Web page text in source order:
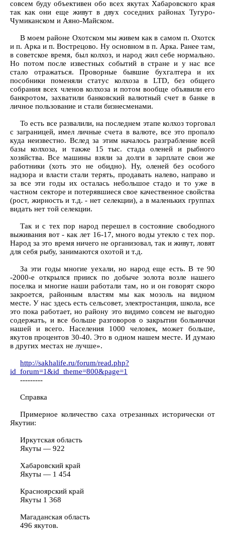
совсем буду объективен обо всех якутах Хабаровского края
так как они еще живут в двух соседних районах Тугуро-
Чумиканском и Аяно-Майском.
В моем районе Охотском мы живем как в самом п. Охотск
и п. Арка и п. Вострецово. Ну основном в п. Арка. Ранее там,
в советское время, был колхоз, и народ жил себе нормально.
Но потом после известных событий в стране и у нас все
стало отражаться. Проворные бывшие бухгалтера и их
пособники поменяли статус колхоза в LTD, без общего
собрания всех членов колхоза и потом вообще объявили его
банкротом, захватили банковский валютный счет в банке в
личное пользование и стали бизнесменами.
То есть все развалили, на последнем этапе колхоз торговал
с заграницей, имел личные счета в валюте, все это пропало
куда неизвестно. Вслед за этим началось разграбление всей
базы колхоза, и также 15 тыс. стада оленей и рыбного
хозяйства. Все машины взяли за долги в зарплате свои же
работники (хоть это не обидно). Ну, оленей без особого
надзора и власти стали терять, продавать налево, направо и
за все эти годы их осталась небольшое стадо и то уже в
частном секторе и потерявшиеся свое качественное свойства
(рост, жирность и т.д. - нет селекции), а в маленьких группах
видать нет той селекции.
Так и с тех пор народ перешел в состояние свободного
выживания вот - как лет 16-17, много воды утекло с тех пор.
Народ за это время ничего не организовал, так и живут, ловят
для себя рыбу, занимаются охотой и т.д.
За эти годы многие уехали, но народ еще есть. В те 90
-2000-е открылся прииск по добыче золота возле нашего
поселка и многие наши работали там, но и он говорят скоро
закроется, районным властям мы как мозоль на видном
месте. У нас здесь есть сельсовет, электростанция, школа, все
это пока работает, но району это видимо совсем не выгодно
содержать, и все больше разговоров о закрытии больнички
нашей и всего. Населения 1000 человек, может больше,
якутов процентов 30-40. Это в одном нашем месте. И думаю
в других местах не лучше».
http://sakhalife.ru/forum/read.php?
id_forum=1&id_theme=800&page=1
---------
Справка
Примерное количество саха отрезанных исторически от
Якутии:
Иркутская область
Якуты — 922
Хабаровский край
Якуты — 1 454
Красноярский край
Якуты 1 368
Магаданская область
496 якутов.